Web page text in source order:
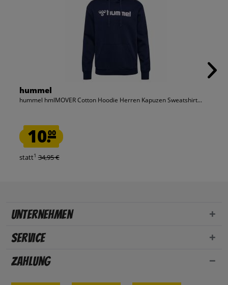
hummel
hummel hmlMOVER Cotton Hoodie Herren Kapuzen Sweatshirt...
10.00
statt1 34,95 €
Unternehmen
Service
Zahlung